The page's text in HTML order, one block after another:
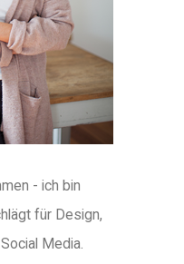
- ich bin
für Design,
Media.